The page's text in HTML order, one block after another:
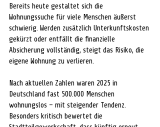
Bereits heute gestaltet sich die
Wohnungssuche für viele Menschen äußerst
schwierig. Werden zusätzlich Unterkunftskosten
gekürzt oder entfällt die finanzielle
Absicherung vollständig, steigt das Risiko, die
eigene Wohnung zu verlieren.
Nach aktuellen Zahlen waren 2025 in
Deutschland fast 500.000 Menschen
wohnungslos – mit steigender Tendenz.
Besonders kritisch bewertet die